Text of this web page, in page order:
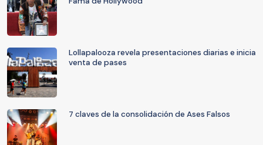
Lollapalooza revela presentaciones diarias e inicia
venta de pases
7 claves de la consolidación de Ases Falsos